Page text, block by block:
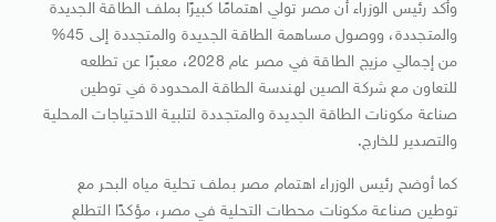
وأكد رئيس الوزراء أن مصر تولي اهتمامًا كبيرًا بملف الطاقة الجديدة
والمتجددة، ووصول مساهمة الطاقة الجديدة والمتجددة إلى 45%
من إجمالي مزيج الطاقة في مصر عام 2028، معبرًا عن تطلعه
للتعاون مع شركة الصين لهندسة الطاقة المحدودة في توطين
صناعة مكونات الطاقة الجديدة والمتجددة لتلبية الاحتياجات المحلية
والتصدير للخارج.
كما أوضح رئيس الوزراء اهتمام مصر بملف تحلية مياه البحر مع
توطين صناعة مكونات محطات التحلية في مصر، مؤكدًا التطلع